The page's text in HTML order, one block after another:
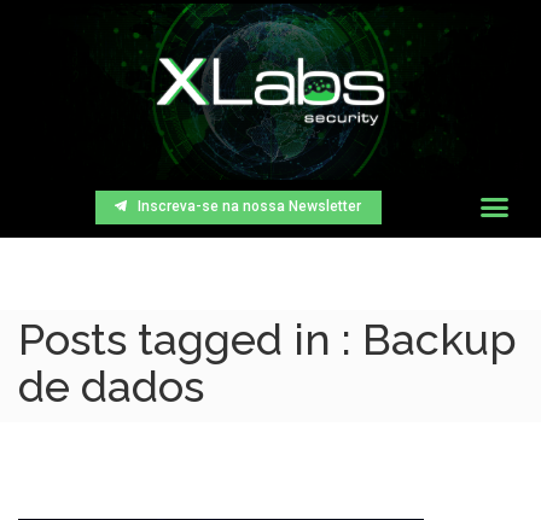
Inscreva-se na nossa Newsletter
Posts tagged in : Backup
de dados